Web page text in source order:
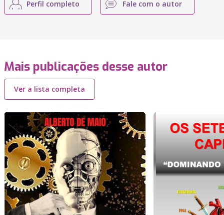
Perfil completo Fale com o autor
Mais publicações desse autor
Ver a lista completa